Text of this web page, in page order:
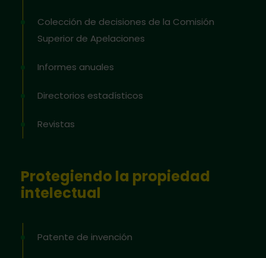
Colección de decisiones de la Comisión
Superior de Apelaciones
Informes anuales
Directorios estadísticos
Revistas
Protegiendo la propiedad
intelectual
Patente de invención